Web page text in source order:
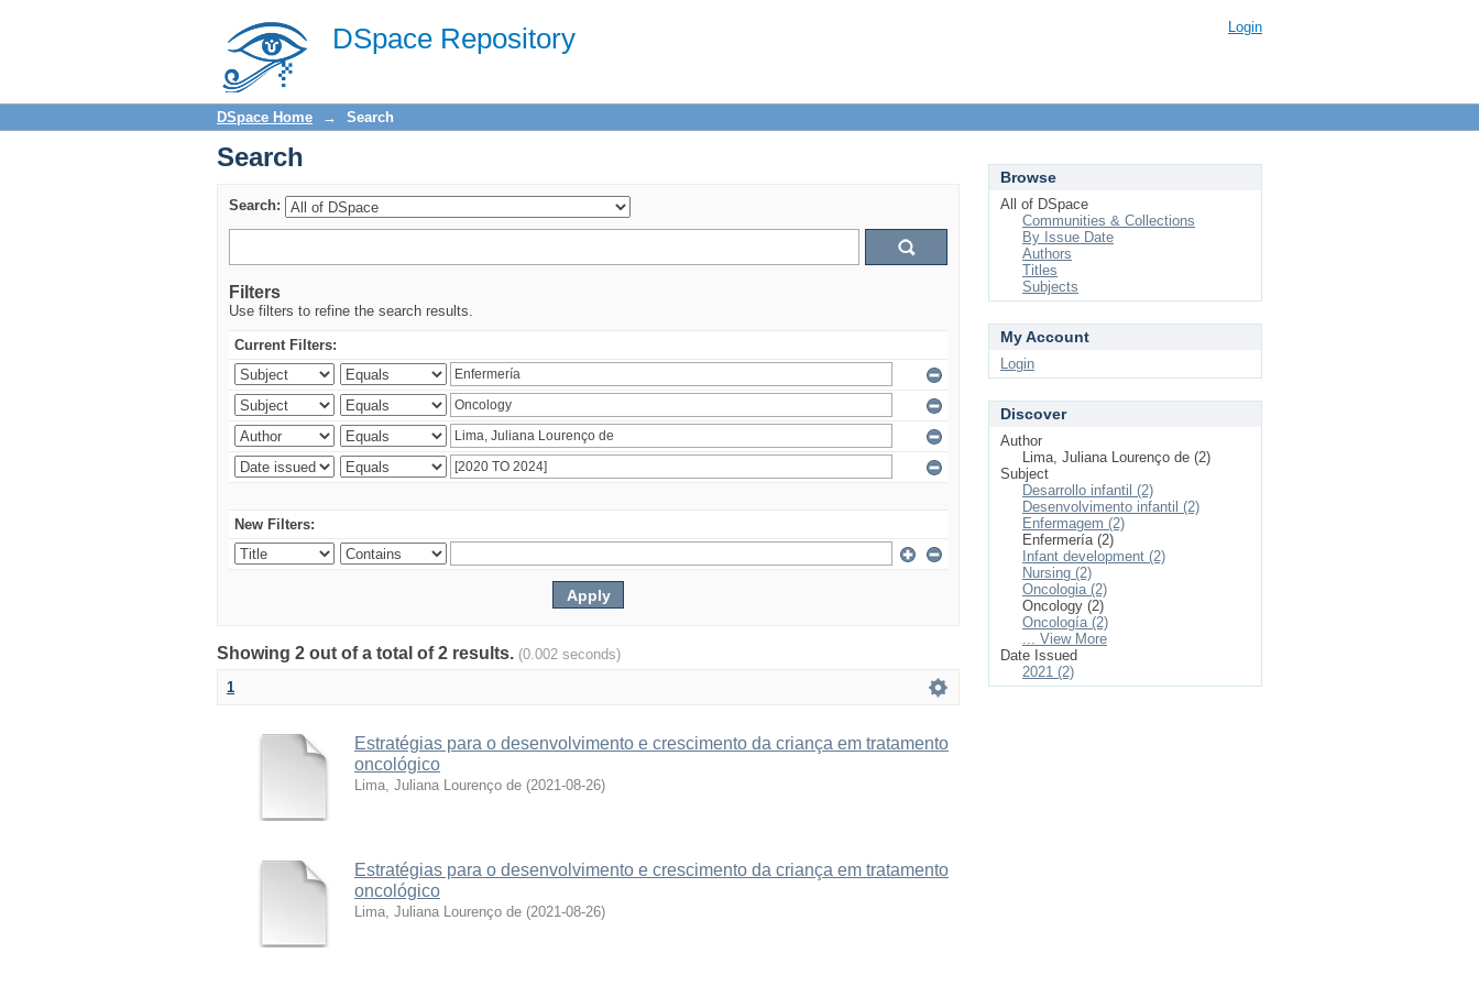
DSpace Repository
Search Login
DSpace Home → Search
Search
Search:
Filters
Use filters to refine the search results.
Current Filters:
New Filters:
Showing 2 out of a total of 2 results. (0.002 seconds)
1
Estratégias para o desenvolvimento e crescimento da criança em tratamento
oncológico
Lima, Juliana Lourenço de (2021-08-26)
Estratégias para o desenvolvimento e crescimento da criança em tratamento
oncológico
Lima, Juliana Lourenço de (2021-08-26)
Browse
All of DSpace
Communities & Collections
By Issue Date
Authors
Titles
Subjects
My Account
Login
Discover
Author
Lima, Juliana Lourenço de (2)
Subject
Desarrollo infantil (2)
Desenvolvimento infantil (2)
Enfermagem (2)
Enfermería (2)
Infant development (2)
Nursing (2)
Oncologia (2)
Oncology (2)
Oncología (2)
... View More
Date Issued
2021 (2)